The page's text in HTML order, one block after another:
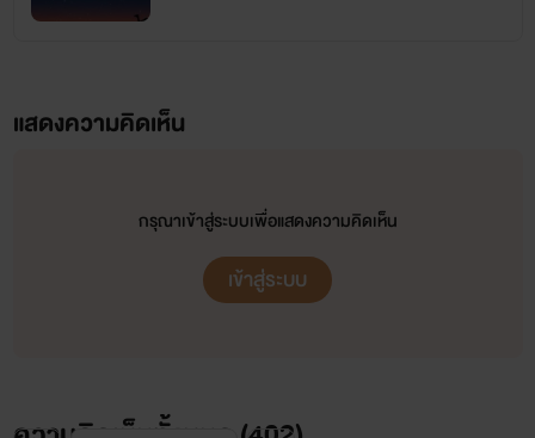
เล่มนี้ ในทุกรูปแบบ ยกเว้นหากได้รับการยินยอมจากเจ้าของผล
ขอให้มีความสุขกับนิยายรักของ “ สุจารีญา | หนิงเหอ(宁河)
สำหรับนิยายอ่านออนไลน์ หาอ่านได้ที่#เว็บธัญวลัย
แสดงความคิดเห็น
กรุณาเข้าสู่ระบบเพื่อแสดงความคิดเห็น
เข้าสู่ระบบ